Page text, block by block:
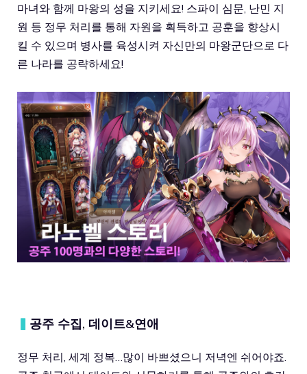
마녀와 함께 마왕의 성을 지키세요! 스파이 심문, 난민 지
원 등 정무 처리를 통해 자원을 획득하고 공훈을 향상시
킬 수 있으며 병사를 육성시켜 자신만의 마왕군단으로 다
른 나라를 공략하세요!
▍ 공주 수집, 데이트&연애
정무 처리, 세계 정복…많이 바쁘셨으니 저녁엔 쉬어야죠.